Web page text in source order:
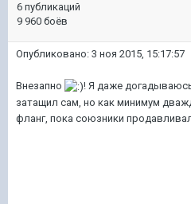
6 публикаций
9 960 боёв
Опубликовано: 3 ноя 2015, 15:17:57
Внезапно
! Я даже
затащил сам, но как минимум
фланг, пока союзники